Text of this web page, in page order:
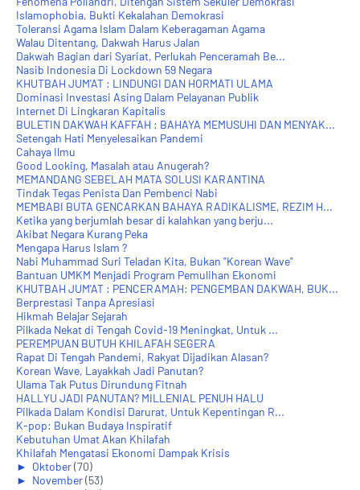
Islamophobia, Bukti Kekalahan Demokrasi
Toleransi Agama Islam Dalam Keberagaman Agama
Walau Ditentang, Dakwah Harus Jalan
Dakwah Bagian dari Syariat, Perlukah Penceramah Be...
Nasib Indonesia Di Lockdown 59 Negara
KHUTBAH JUM'AT : LINDUNGI DAN HORMATI ULAMA
Dominasi Investasi Asing Dalam Pelayanan Publik
Internet Di Lingkaran Kapitalis
BULETIN DAKWAH KAFFAH : BAHAYA MEMUSUHI DAN MENYAK...
Setengah Hati Menyelesaikan Pandemi
Cahaya Ilmu
Good Looking, Masalah atau Anugerah?
MEMANDANG SEBELAH MATA SOLUSI KARANTINA
Tindak Tegas Penista Dan Pembenci Nabi
MEMBABI BUTA GENCARKAN BAHAYA RADIKALISME, REZIM H...
Ketika yang berjumlah besar di kalahkan yang berju...
Akibat Negara Kurang Peka
Mengapa Harus Islam ?
Nabi Muhammad Suri Teladan Kita, Bukan "Korean Wave"
Bantuan UMKM Menjadi Program Pemulihan Ekonomi
KHUTBAH JUM'AT : PENCERAMAH: PENGEMBAN DAKWAH, BUK...
Berprestasi Tanpa Apresiasi
Hikmah Belajar Sejarah
Pilkada Nekat di Tengah Covid-19 Meningkat, Untuk ...
PEREMPUAN BUTUH KHILAFAH SEGERA
Rapat Di Tengah Pandemi, Rakyat Dijadikan Alasan?
Korean Wave, Layakkah Jadi Panutan?
Ulama Tak Putus Dirundung Fitnah
HALLYU JADI PANUTAN? MILLENIAL PENUH HALU
Pilkada Dalam Kondisi Darurat, Untuk Kepentingan R...
K-pop: Bukan Budaya Inspiratif
Kebutuhan Umat Akan Khilafah
Khilafah Mengatasi Ekonomi Dampak Krisis
► Oktober(70)
► November(53)